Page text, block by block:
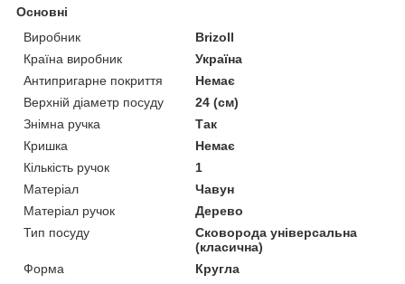
Основні
Виробник
Brizoll
Країна виробник
Україна
Антипригарне покриття
Немає
Верхній діаметр посуду
24 (см)
Знімна ручка
Так
Кришка
Немає
Кількість ручок
1
Матеріал
Чавун
Матеріал ручок
Дерево
Тип посуду
Сковорода універсальна
(класична)
Форма
Кругла